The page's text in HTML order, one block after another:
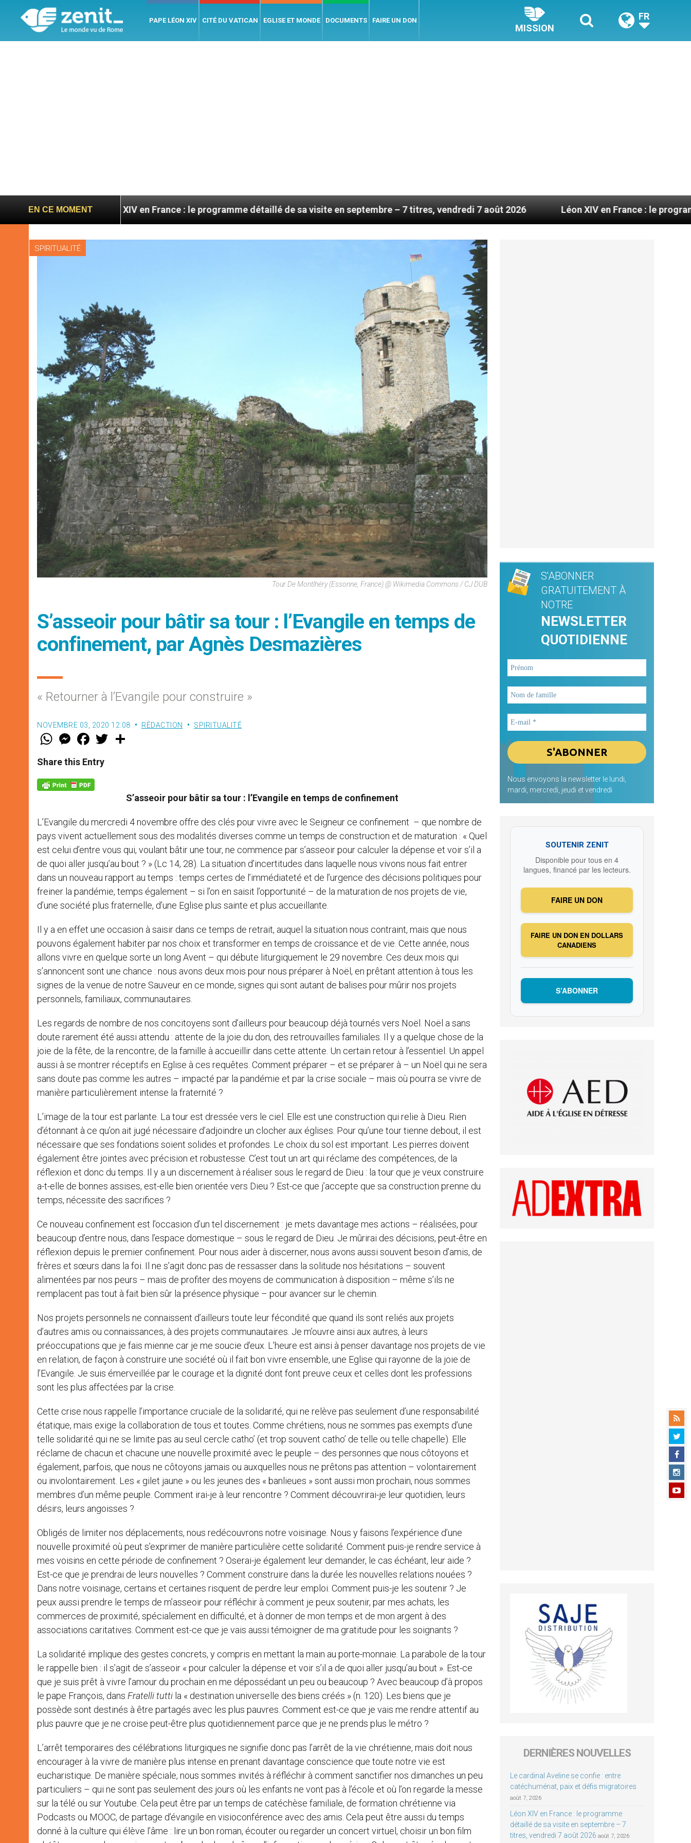
PAPE LÉON XIV CITÉ DU VATICAN EGLISE ET MONDE DOCUMENTS FAIRE UN DON
MISSION
FR
EN CE MOMENT
Léon XIV en France : le programme détaillé de sa visite en septembre – 7 titres, vendredi 7 août 2026 Léon XIV en France : le programme
SPIRITUALITÉ
Tour De Montlhéry (Essonne, France) @ Wikimedia Commons / CJ DUB
S’asseoir pour bâtir sa tour : l’Evangile en temps de
confinement, par Agnès Desmazières
« Retourner à l’Evangile pour construire »
NOVEMBRE 03, 2020 12:08 RÉDACTION SPIRITUALITÉ
W
t
s
p
p
M
e
s
e
g
e
F
a
e
b
k
w
Share this Entry
S’asseoir pour bâtir sa tour : l’Evangile en temps de confinement
L’Evangile du mercredi 4 novembre offre des clés pour vivre avec le Seigneur ce confinement – que nombre de
pays vivent actuellement sous des modalités diverses comme un temps de construction et de maturation : « Quel
est celui d’entre vous qui, voulant bâtir une tour, ne commence par s’asseoir pour calculer la dépense et voir s’il a
de quoi aller jusqu’au bout ? » (Lc 14, 28). La situation d’incertitudes dans laquelle nous vivons nous fait entrer
dans un nouveau rapport au temps : temps certes de l’immédiateté et de l’urgence des décisions politiques pour
freiner la pandémie, temps également – si l’on en saisit l’opportunité – de la maturation de nos projets de vie,
d’une société plus fraternelle, d’une Eglise plus sainte et plus accueillante.
Il y a en effet une occasion à saisir dans ce temps de retrait, auquel la situation nous contraint, mais que nous
pouvons également habiter par nos choix et transformer en temps de croissance et de vie. Cette année, nous
allons vivre en quelque sorte un long Avent – qui débute liturgiquement le 29 novembre. Ces deux mois qui
s’annoncent sont une chance : nous avons deux mois pour nous préparer à Noël, en prêtant attention à tous les
signes de la venue de notre Sauveur en ce monde, signes qui sont autant de balises pour mûrir nos projets
personnels, familiaux, communautaires.
Les regards de nombre de nos concitoyens sont d’ailleurs pour beaucoup déjà tournés vers Noël. Noël a sans
doute rarement été aussi attendu : attente de la joie du don, des retrouvailles familiales. Il y a quelque chose de la
joie de la fête, de la rencontre, de la famille à accueillir dans cette attente. Un certain retour à l’essentiel. Un appel
aussi à se montrer réceptifs en Eglise à ces requêtes. Comment préparer – et se préparer à – un Noël qui ne sera
sans doute pas comme les autres – impacté par la pandémie et par la crise sociale – mais où pourra se vivre de
manière particulièrement intense la fraternité ?
L’image de la tour est parlante. La tour est dressée vers le ciel. Elle est une construction qui relie à Dieu. Rien
d’étonnant à ce qu’on ait jugé nécessaire d’adjoindre un clocher aux églises. Pour qu’une tour tienne debout, il est
nécessaire que ses fondations soient solides et profondes. Le choix du sol est important. Les pierres doivent
également être jointes avec précision et robustesse. C’est tout un art qui réclame des compétences, de la
réflexion et donc du temps. Il y a un discernement à réaliser sous le regard de Dieu : la tour que je veux construire
a-t-elle de bonnes assises, est-elle bien orientée vers Dieu ? Est-ce que j’accepte que sa construction prenne du
temps, nécessite des sacrifices ?
Ce nouveau confinement est l’occasion d’un tel discernement : je mets davantage mes actions – réalisées, pour
beaucoup d’entre nous, dans l’espace domestique – sous le regard de Dieu. Je mûrirai des décisions, peut-être en
réflexion depuis le premier confinement. Pour nous aider à discerner, nous avons aussi souvent besoin d’amis, de
frères et sœurs dans la foi. Il ne s’agit donc pas de ressasser dans la solitude nos hésitations – souvent
alimentées par nos peurs – mais de profiter des moyens de communication à disposition – même s’ils ne
remplacent pas tout à fait bien sûr la présence physique – pour avancer sur le chemin.
Nos projets personnels ne connaissent d’ailleurs toute leur fécondité que quand ils sont reliés aux projets
d’autres amis ou connaissances, à des projets communautaires. Je m’ouvre ainsi aux autres, à leurs
préoccupations que je fais mienne car je me soucie d’eux. L’heure est ainsi à penser davantage nos projets de vie
en relation, de façon à construire une société où il fait bon vivre ensemble, une Eglise qui rayonne de la joie de
l’Evangile. Je suis émerveillée par le courage et la dignité dont font preuve ceux et celles dont les professions
sont les plus affectées par la crise.
Cette crise nous rappelle l’importance cruciale de la solidarité, qui ne relève pas seulement d’une responsabilité
étatique, mais exige la collaboration de tous et toutes. Comme chrétiens, nous ne sommes pas exempts d’une
telle solidarité qui ne se limite pas au seul cercle catho’ (et trop souvent catho’ de telle ou telle chapelle). Elle
réclame de chacun et chacune une nouvelle proximité avec le peuple – des personnes que nous côtoyons et
également, parfois, que nous ne côtoyons jamais ou auxquelles nous ne prêtons pas attention – volontairement
ou involontairement. Les « gilet jaune » ou les jeunes des « banlieues » sont aussi mon prochain, nous sommes
membres d’un même peuple. Comment irai-je à leur rencontre ? Comment découvrirai-je leur quotidien, leurs
désirs, leurs angoisses ?
Obligés de limiter nos déplacements, nous redécouvrons notre voisinage. Nous y faisons l’expérience d’une
nouvelle proximité où peut s’exprimer de manière particulière cette solidarité. Comment puis-je rendre service à
mes voisins en cette période de confinement ? Oserai-je également leur demander, le cas échéant, leur aide ?
Est-ce que je prendrai de leurs nouvelles ? Comment construire dans la durée les nouvelles relations nouées ?
Dans notre voisinage, certains et certaines risquent de perdre leur emploi. Comment puis-je les soutenir ? Je
peux aussi prendre le temps de m’asseoir pour réfléchir à comment je peux soutenir, par mes achats, les
commerces de proximité, spécialement en difficulté, et à donner de mon temps et de mon argent à des
associations caritatives. Comment est-ce que je vais aussi témoigner de ma gratitude pour les soignants ?
La solidarité implique des gestes concrets, y compris en mettant la main au porte-monnaie. La parabole de la tour
le rappelle bien : il s’agit de s’asseoir « pour calculer la dépense et voir s’il a de quoi aller jusqu’au bout ». Est-ce
que je suis prêt à vivre l’amour du prochain en me dépossédant un peu ou beaucoup ? Avec beaucoup d’à propos
le pape François, dans Fratelli tutti la « destination universelle des biens créés » (n. 120). Les biens que je
possède sont destinés à être partagés avec les plus pauvres. Comment est-ce que je vais me rendre attentif au
plus pauvre que je ne croise peut-être plus quotidiennement parce que je ne prends plus le métro ?
L’arrêt temporaires des célébrations liturgiques ne signifie donc pas l’arrêt de la vie chrétienne, mais doit nous
encourager à la vivre de manière plus intense en prenant davantage conscience que toute notre vie est
eucharistique. De manière spéciale, nous sommes invités à réfléchir à comment sanctifier nos dimanches un peu
particuliers – qui ne sont pas seulement des jours où les enfants ne vont pas à l’école et où l’on regarde la messe
sur la télé ou sur Youtube. Cela peut être par un temps de catéchèse familiale, de formation chrétienne via
Podcasts ou MOOC, de partage d’évangile en visioconférence avec des amis. Cela peut être aussi du temps
donné à la culture qui élève l’âme : lire un bon roman, écouter ou regarder un concert virtuel, choisir un bon film
S'ABONNER
GRATUITEMENT À
NOTRE
NEWSLETTER
QUOTIDIENNE
Nous envoyons la newsletter le lundi,
mardi, mercredi, jeudi et vendredi
SOUTENIR ZENIT
Disponible pour tous en 4
langues, financé par les lecteurs.
FAIRE UN DON
FAIRE UN DON EN DOLLARS
CANADIENS
S’ABONNER
DERNIÈRES NOUVELLES
Le cardinal Aveline se confie : entre
catéchuménat, paix et défis migratoires
août 7, 2026
Léon XIV en France : le programme
détaillé de sa visite en septembre – 7
titres, vendredi 7 août 2026 août 7, 2026